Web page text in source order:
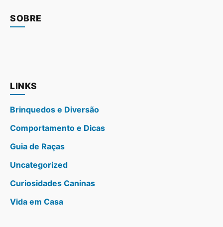
SOBRE
LINKS
Brinquedos e Diversão
Comportamento e Dicas
Guia de Raças
Uncategorized
Curiosidades Caninas
Vida em Casa